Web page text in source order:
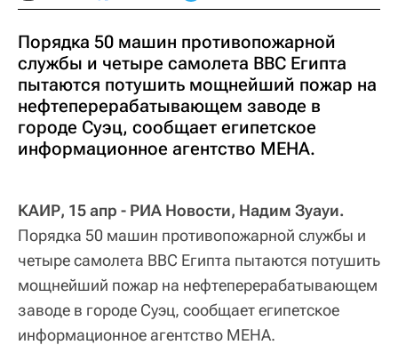
Порядка 50 машин противопожарной
службы и четыре самолета ВВС Египта
пытаются потушить мощнейший пожар на
нефтеперерабатывающем заводе в
городе Суэц, сообщает египетское
информационное агентство МЕНА.
КАИР, 15 апр - РИА Новости, Надим Зуауи.
Порядка 50 машин противопожарной службы и
четыре самолета ВВС Египта пытаются потушить
мощнейший пожар на нефтеперерабатывающем
заводе в городе Суэц, сообщает египетское
информационное агентство МЕНА.